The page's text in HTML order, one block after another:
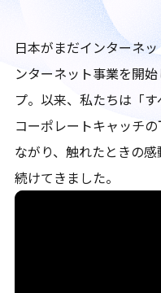
日本がまだインターネ
ンターネット事業を開
プ。以来、私たちは「
コーポレートキャッチ
ながり、触れたときの
続けてきました。